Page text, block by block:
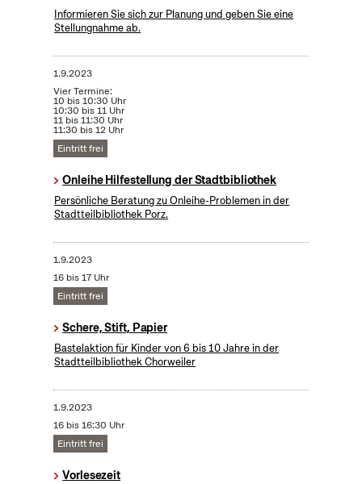
Informieren Sie sich zur Planung und geben Sie eine
Stellungnahme ab.
1.9.2023
Vier Termine:
10 bis 10:30 Uhr
10:30 bis 11 Uhr
11 bis 11:30 Uhr
11:30 bis 12 Uhr
Eintritt frei
Onleihe Hilfestellung der Stadtbibliothek
Persönliche Beratung zu Onleihe-Problemen in der
Stadtteilbibliothek Porz.
1.9.2023
16 bis 17 Uhr
Eintritt frei
Schere, Stift, Papier
Bastelaktion für Kinder von 6 bis 10 Jahre in der
Stadtteilbibliothek Chorweiler
1.9.2023
16 bis 16:30 Uhr
Eintritt frei
Vorlesezeit